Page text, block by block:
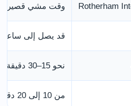
وقت مشي قصير
قد يصل إلى ساعة
نحو 15–30 دقيقة حسب المحطات والطريق
من 10 إلى 20 دقيقة حسب محطة النزول وسرعة المشي